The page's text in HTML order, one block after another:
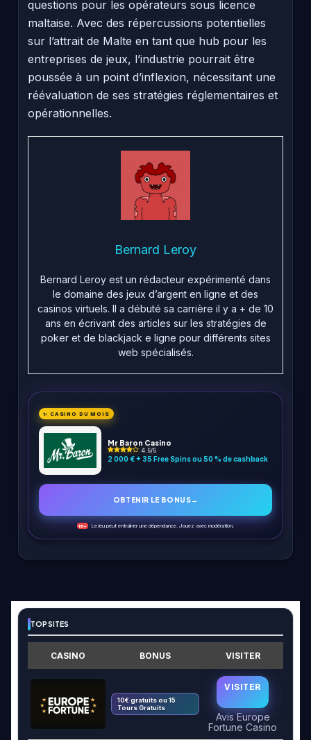
questions pour les opérateurs sous licence
maltaise. Avec des répercussions potentielles
sur l’attrait de Malte en tant que hub pour les
entreprises de jeux, l’industrie pourrait être
poussée à un point d’inflexion, nécessitant une
réévaluation de ses stratégies réglementaires et
opérationnelles.
Bernard Leroy
Bernard Leroy est un rédacteur expérimenté dans
le domaine des jeux d’argent en ligne et des
casinos virtuels. Il a débuté sa carrière il y a + de 10
ans en écrivant des articles sur les stratégies de
poker et de blackjack e ligne pour différents sites
web spécialisés.
✨ CASINO DU MOIS
Mr Baron Casino
4.5/5
2 000 € + 35 Free Spins ou 50 % de cashback
OBTENIR LE BONUS→
18+ Le jeu peut entraîner une dépendance. Jouez avec modération.
TOP SITES
CASINO BONUS VISITER
10€ gratuits ou 15
Tours Gratuits
VISITER
Avis Europe
Fortune Casino